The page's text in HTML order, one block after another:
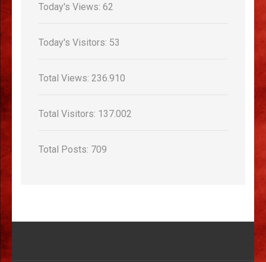
Today's Views: 62
Today's Visitors: 53
Total Views: 236.910
Total Visitors: 137.002
Total Posts: 709